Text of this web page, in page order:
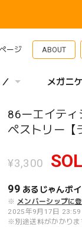
ージ ABOUT
メガニ
86ーエイティ
ペストリー【
¥3,300
99 あるじゃんポ
※ メンバーシップに
2025年9月17日 23:59
※別途送料がかかりま